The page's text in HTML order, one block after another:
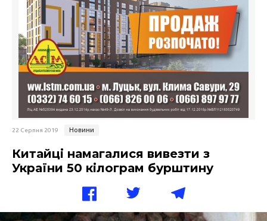
22 Серпня 2019 Новини
Китайці намагалися вивезти з
України 50 кілограм бурштину